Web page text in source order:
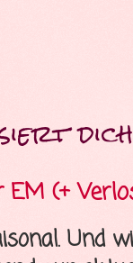
dich
(+
Und